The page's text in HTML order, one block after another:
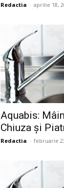
Redactia - aprilie 18,
Aquabis:
Chiuza și
Redactia - februarie